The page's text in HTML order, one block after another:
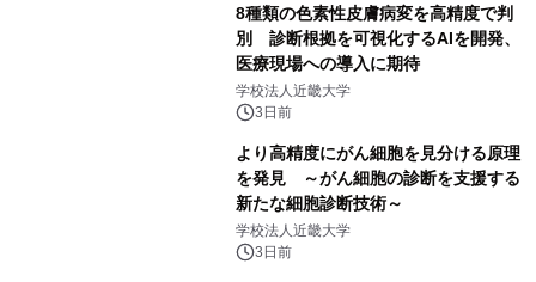
8種類の色素性皮膚病変を高精度で判
別 診断根拠を可視化するAIを開発、
医療現場への導入に期待
学校法人近畿大学
3日前
より高精度にがん細胞を見分ける原理
を発見 ～がん細胞の診断を支援する
新たな細胞診断技術～
学校法人近畿大学
3日前